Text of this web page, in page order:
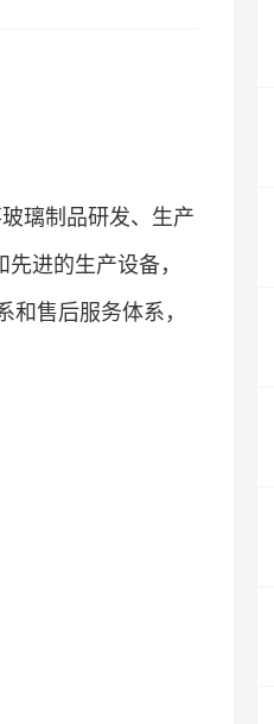
璃制品研发、生产
进的生产设备，
售后服务体系，